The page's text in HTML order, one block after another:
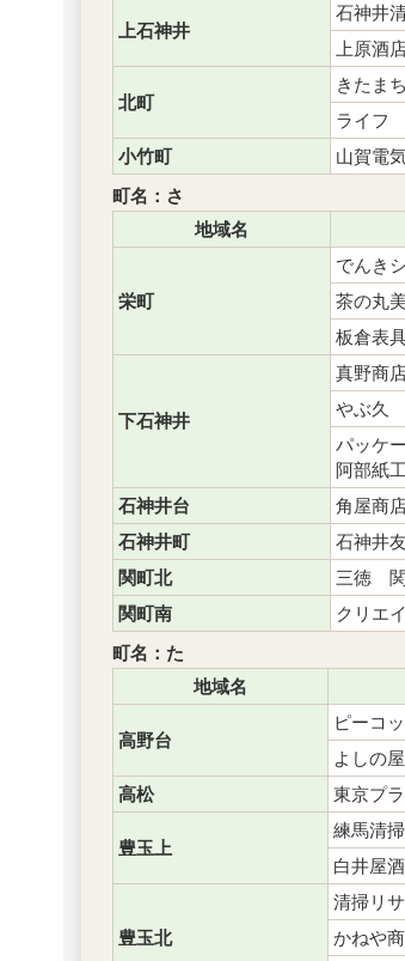
上石神井
石神井
上原酒
北町
きたま
ライフ
小竹町
山賀電
町名：さ
地域名
栄町
でんき
茶の丸
板倉表
下石神井
真野商
やぶ久
パッケ
阿部紙工
石神井台 角屋商
石神井町
石神井
関町北
三徳
関町南
クリエ
町名：た
地域名
高野台
ピーコ
よしの屋
高松
東京プ
豊玉上
練馬清
白井屋
豊玉北
清掃リ
かねや